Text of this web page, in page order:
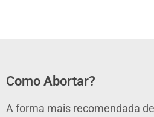
Como Abortar?
A forma mais recomendada